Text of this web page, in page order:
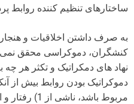
ساختارهای تنظیم کننده روابط
به صرف داشتن اخلاقیات و
کنشگران، دموکراسی محقق نمی
نهاد های دمکراتیک و تکثر هر
دموکراتیک بودن روابط بیش از